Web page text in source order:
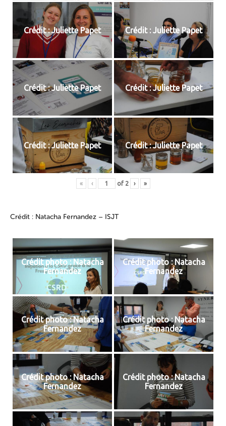
Crédit : Juliette Papet Crédit : Juliette Papet
Crédit : Juliette Papet Crédit : Juliette Papet
Crédit : Juliette Papet Crédit : Juliette Papet
« ‹ of 2 › »
Crédit : Natacha Fernandez – ISJT
Crédit photo : Natacha
Fernandez
Crédit photo : Natacha
Fernandez
Crédit photo : Natacha
Fernandez
Crédit photo : Natacha
Fernandez
Crédit photo : Natacha
Fernandez
Crédit photo : Natacha
Fernandez